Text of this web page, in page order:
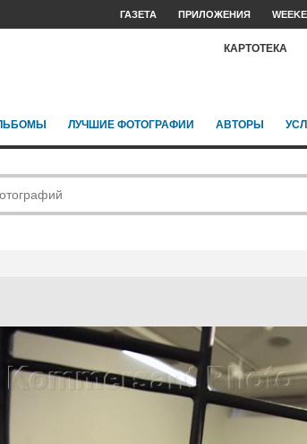
ГАЗЕТА ПРИЛОЖЕНИЯ
КАРТОТЕКА
ЛУЧШИЕ ФОТОГРАФИИ АВТОРЫ